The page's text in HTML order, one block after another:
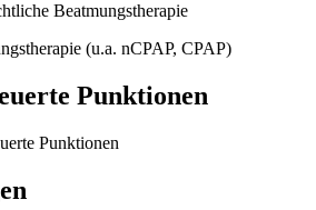
(u.a. nCPAP, CPAP)
Punktionen